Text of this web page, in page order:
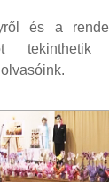
és a